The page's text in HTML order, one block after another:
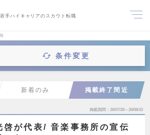
若手ハイキャリアのスカウト転職
条件変更
新着のみ 掲載終了間近
掲載期間 26/07/28～26/08/10
が代表/ 音楽事務所の宣伝